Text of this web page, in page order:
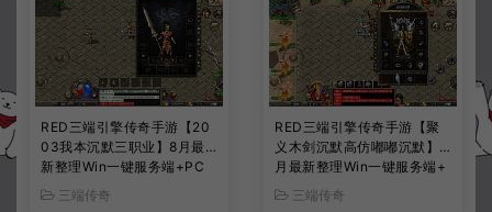
RED三端引擎传奇手游【20
03我本沉默三职业】8月最
新整理Win一键服务端+PC
安卓+详细搭建教程
三端传奇
RED三端引擎传奇手游【聚
义木剑沉默高仿嘟嘟沉默】7
月最新整理Win一键服务端+
PC安卓苹果+详细搭建教程
三端传奇